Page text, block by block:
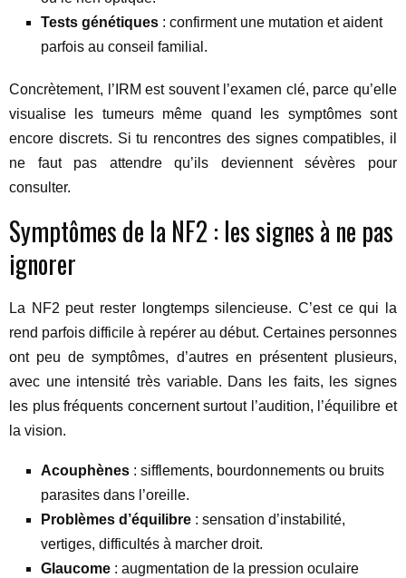
Tests génétiques : confirment une mutation et aident
parfois au conseil familial.
Concrètement, l’IRM est souvent l’examen clé, parce qu’elle
visualise les tumeurs même quand les symptômes sont
encore discrets. Si tu rencontres des signes compatibles, il
ne faut pas attendre qu’ils deviennent sévères pour
consulter.
Symptômes de la NF2 : les signes à ne pas
ignorer
La NF2 peut rester longtemps silencieuse. C’est ce qui la
rend parfois difficile à repérer au début. Certaines personnes
ont peu de symptômes, d’autres en présentent plusieurs,
avec une intensité très variable. Dans les faits, les signes
les plus fréquents concernent surtout l’audition, l’équilibre et
la vision.
Acouphènes : sifflements, bourdonnements ou bruits
parasites dans l’oreille.
Problèmes d’équilibre : sensation d’instabilité,
vertiges, difficultés à marcher droit.
Glaucome : augmentation de la pression oculaire